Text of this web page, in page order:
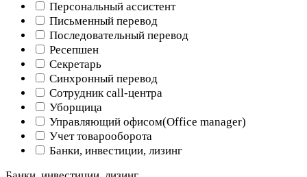
Персональный ассистент
Письменный перевод
Последовательный перевод
Ресепшен
Секретарь
Синхронный перевод
Сотрудник call-центра
Уборщица
Управляющий офисом(Оffice manager)
Учет товарооборота
Банки, инвестиции, лизинг